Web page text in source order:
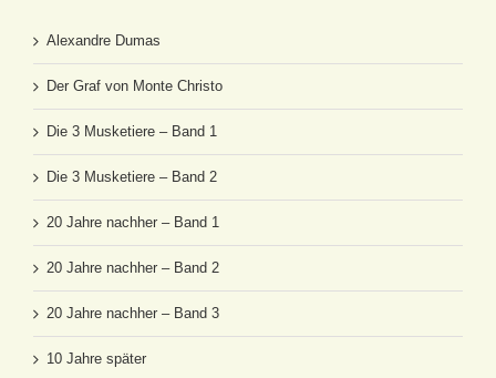
Alexandre Dumas
Der Graf von Monte Christo
Die 3 Musketiere – Band 1
Die 3 Musketiere – Band 2
20 Jahre nachher – Band 1
20 Jahre nachher – Band 2
20 Jahre nachher – Band 3
10 Jahre später